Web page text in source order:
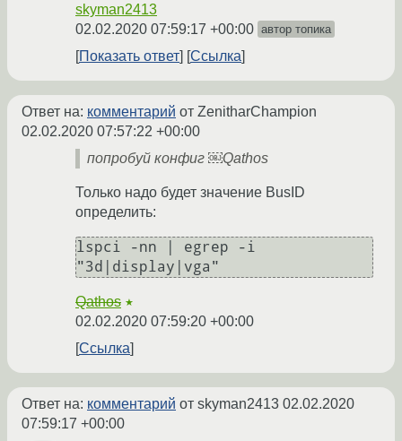
skyman2413
02.02.2020 07:59:17 +00:00 автор топика
Показать ответ Ссылка
Ответ на: комментарий от ZenitharChampion
02.02.2020 07:57:22 +00:00
попробуй конфиг ￼Qathos
Только надо будет значение BusID
определить:
lspci -nn | egrep -i
Qathos ★
02.02.2020 07:59:20 +00:00
Ссылка
Ответ на: комментарий от skyman2413 02.02.2020
07:59:17 +00:00